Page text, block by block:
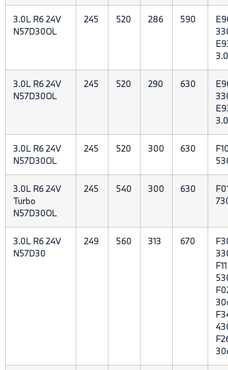
3.0L R6 24V
N57D30OL
245 520 286 590
3.0L R6 24V
N57D30OL
245 520 290 630
3.0L R6 24V
N57D30OL
245 520 300 630
3.0L R6 24V
Turbo
N57D30OL
245 540 300 630
3.0L R6 24V
N57D30
249 560 313 670